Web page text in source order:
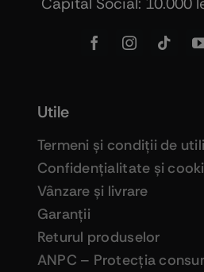
Utile
Termeni şi condiţii de
Confidenţialitate şi
Vânzare şi livrare
Garanţii
Returul produselor
ANPC – Protecţia